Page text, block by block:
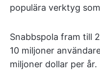
populära verktyg
Snabbspola fram till
10 miljoner
miljoner dollar per år.